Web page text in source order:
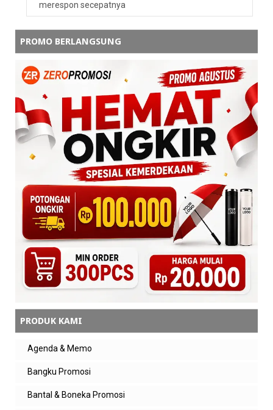
merespon secepatnya
PROMO BERLANGSUNG
PRODUK KAMI
Agenda & Memo
Bangku Promosi
Bantal & Boneka Promosi